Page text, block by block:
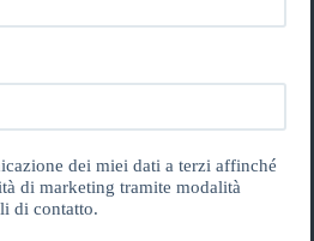
dei miei dati a terzi affinché
di marketing tramite modalità
di contatto.